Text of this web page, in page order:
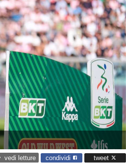
vedi letture condividi tweet